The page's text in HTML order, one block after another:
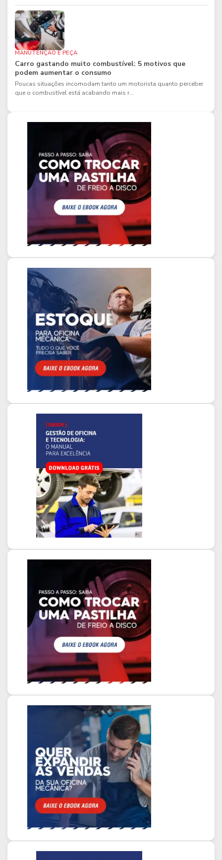
MANUTENÇÃO E PEÇA
Carro gastando muito combustível: 5 motivos que
podem aumentar o consumo
Poucas situações incomodam tanto um motorista quanto perceber
que o combustível está acabando mais r...